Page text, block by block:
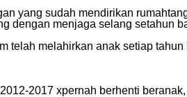
yang sudah mendirikan
dengan menjaga selang setahun
telah melahirkan anak setiap tahun
2017 xpernah berhenti beranak,